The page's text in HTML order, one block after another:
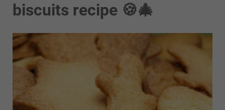
biscuits recipe 🍪🎄